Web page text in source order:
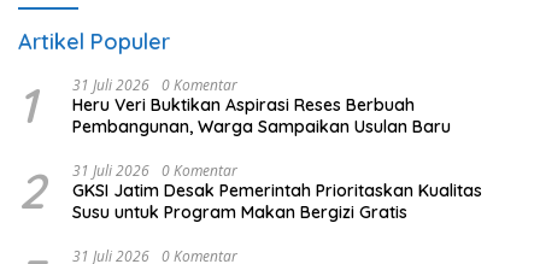
Artikel Populer
1 31 Juli 2026 0 Komentar
Heru Veri Buktikan Aspirasi Reses Berbuah
Pembangunan, Warga Sampaikan Usulan Baru
2 31 Juli 2026 0 Komentar
GKSI Jatim Desak Pemerintah Prioritaskan Kualitas
Susu untuk Program Makan Bergizi Gratis
31 Juli 2026 0 Komentar